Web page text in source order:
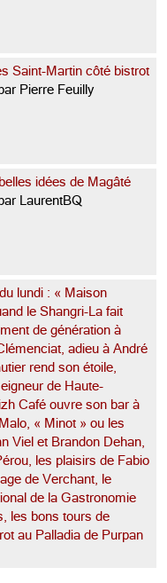
Saint-Martin côté bistrot
Pierre Feuilly
idées de Magâté
LaurentBQ
lundi : « Maison
le Shangri-La fait
de génération à
adieu à André
rend son étoile,
de Haute-
Café ouvre son bar à
« Minot » ou les
Viel et Brandon Dehan,
les plaisirs de Fabio
de Verchant, le
de la Gastronomie
les bons tours de
au Palladia de Purpan